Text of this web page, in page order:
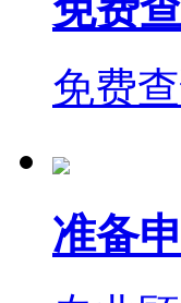
免费
准备